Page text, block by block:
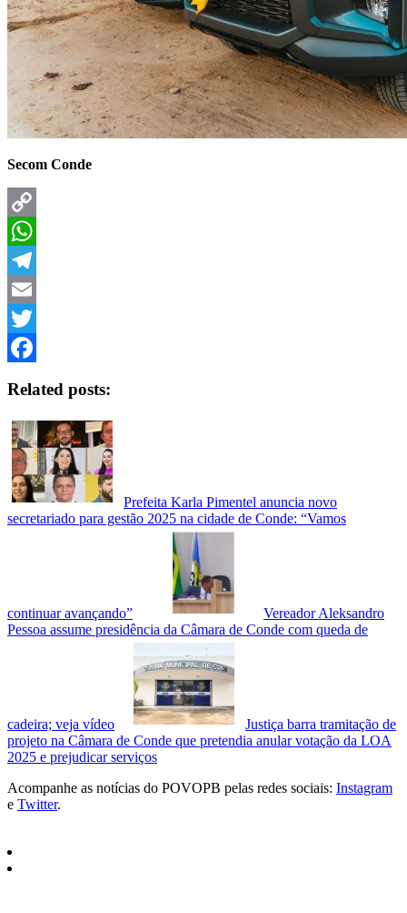
Secom Conde
Copy
Link
WhatsApp
Telegram
Email
Twitter
Related posts:
Prefeita Karla Pimentel anuncia novo
secretariado para gestão 2025 na cidade de Conde: “Vamos
continuar avançando”
Vereador Aleksandro
Pessoa assume presidência da Câmara de Conde com queda de
cadeira; veja vídeo
Justiça barra tramitação de
projeto na Câmara de Conde que pretendia anular votação da LOA
2025 e prejudicar serviços
Acompanhe as notícias do POVOPB pelas redes sociais: Instagram
e Twitter.